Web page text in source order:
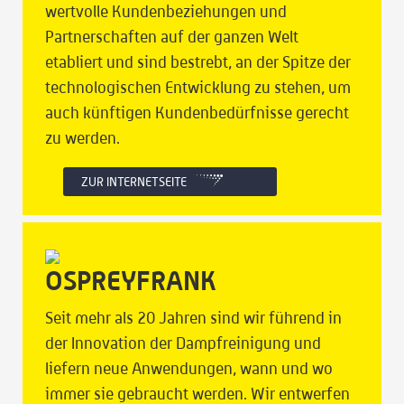
wertvolle Kundenbeziehungen und
Partnerschaften auf der ganzen Welt
etabliert und sind bestrebt, an der Spitze der
technologischen Entwicklung zu stehen, um
auch künftigen Kundenbedürfnisse gerecht
zu werden.
ZUR INTERNETSEITE
OSPREYFRANK
Seit mehr als 20 Jahren sind wir führend in
der Innovation der Dampfreinigung und
liefern neue Anwendungen, wann und wo
immer sie gebraucht werden. Wir entwerfen